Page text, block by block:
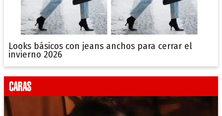
Looks básicos con jeans anchos para cerrar el
invierno 2026